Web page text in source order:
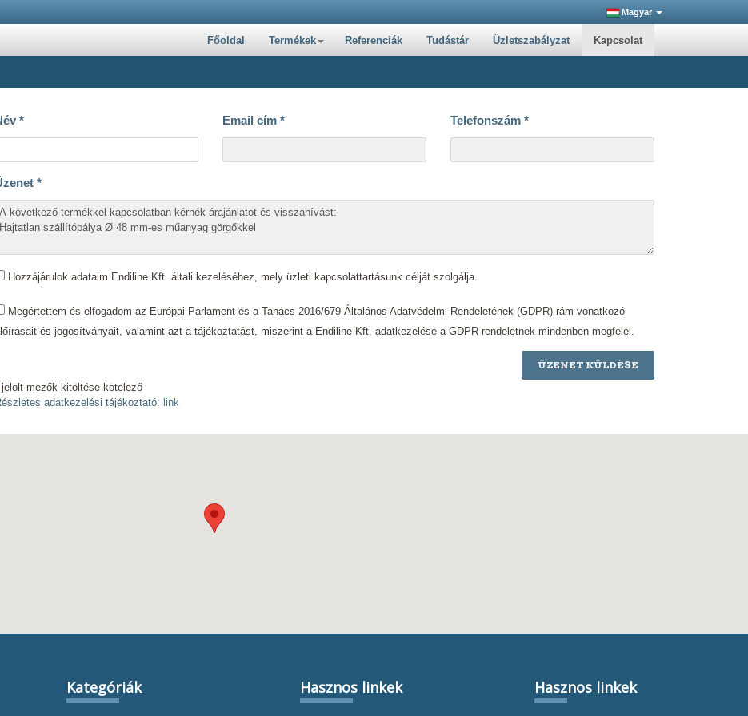
Magyar
Főoldal Termékek Referenciák Tudástár Üzletszabályzat Kapcsolat
* Email cím * Telefonszám *
*
Hozzájárulok adataim Endiline Kft. általi kezeléséhez, mely üzleti kapcsolattartásunk célját szolgálja.
Megértettem és elfogadom az Európai Parlament és a Tanács 2016/679 Általános Adatvédelmi Rendeletének (GDPR) rám vonatkozó
és jogosítványait, valamint azt a tájékoztatást, miszerint a Endiline Kft. adatkezelése a GDPR rendeletnek mindenben megfelel.
ÜZENET KÜLDÉSE
jelölt mezők kitöltése kötelező
adatkezelési tájékoztató: link
Kategóriák Hasznos linkek Hasznos linkek